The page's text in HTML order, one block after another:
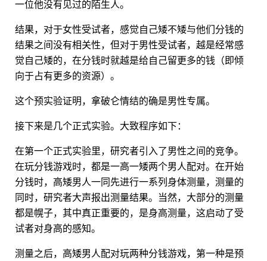
一位他没有见过的陌生人。
结果，对于女性受试者，感觉自己矮不矮与他们分钱的
结果之间没有相关性，但对于男性受试者，越是经常感
觉自己矮的，在分钱时就越是给自己留更多的钱（即倾
向于占有更多的资源）。
这个预实验证明，拿破仑情结的确是男性专属。
接下来是几个正式实验。大致程序如下：
在第一个正式实验里，研究者引入了男性之间的竞争。
在玩分钱游戏时，都是一高一矮两个男人配对。在开始
分钱时，高矮男人一同先进行一系列身体测量，测量的
同时，研究者大声报出测量结果。当然，大部分的测量
都是幌子，其中真正重要的，是身高测量，这启动了受
试者对身高的感知。
测量之后，高矮男人配对玩两种分钱游戏，第一种是预